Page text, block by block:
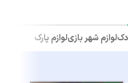
لوازم شهر بازیلوازم پارک